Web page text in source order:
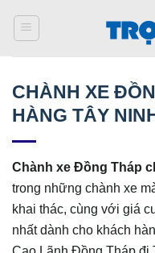
qua
CHÀNH XE
HÀNG TÂY
Chành xe Đồng Tháp
trong những chành xe
khai thác, cùng với giá
nhất dành cho khách